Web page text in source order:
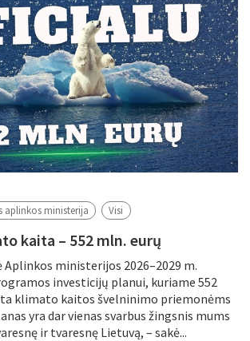
aplinkos ministerija Visi
kaita – 552 mln. eurų
Aplinkos ministerijos 2026–2029 m.
investicijų planui, kuriame 552
klimato kaitos švelninimo priemonėms
yra dar vienas svarbus žingsnis mums
ir tvaresnę Lietuvą, – sakė...